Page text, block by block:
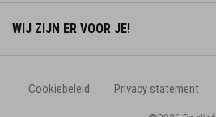
WIJ ZIJN ER VOOR JE!
Cookiebeleid Privacy statement